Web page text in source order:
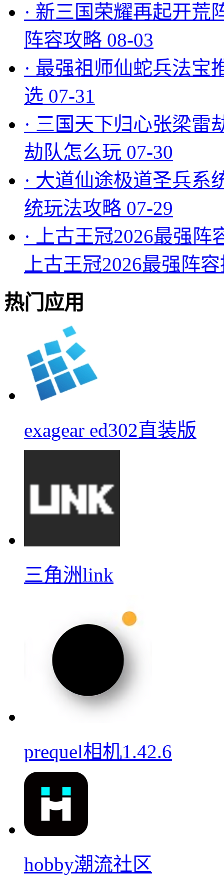
· 新三国荣耀再起开荒
阵容攻略 08-03
· 最强祖师仙蛇兵法宝
选 07-31
· 三国天下归心张梁雷
劫队怎么玩 07-30
· 大道仙途极道圣兵系
统玩法攻略 07-29
·
上古王冠2026最强
上古王冠2026最强阵
热门应用
exagear ed302直装版
三角洲link
prequel相机1.42.6
hobby潮流社区